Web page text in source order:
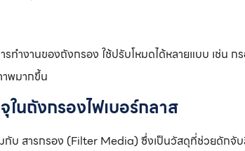
ำงานของถังกรอง ใช้ปรับโหมดได้หลายแบบ เช่น กร
าพมากขึ้น
ในถังกรองไฟเบอร์กลาส
กับ สารกรอง (Filter Media) ซึ่งเป็นวัสดุที่ช่วยดักจั